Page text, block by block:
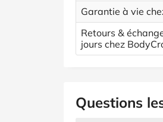
Garantie à vie
Retours &
jours chez
Questions